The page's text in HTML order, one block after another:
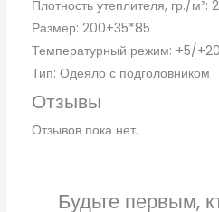
Плотность утеплителя, гр./м²:
Размер: 200+35*85
Температурный режим: +5/+20
Тип: Одеяло с подголовником
Отзывы
Отзывов пока нет.
Будьте первым,